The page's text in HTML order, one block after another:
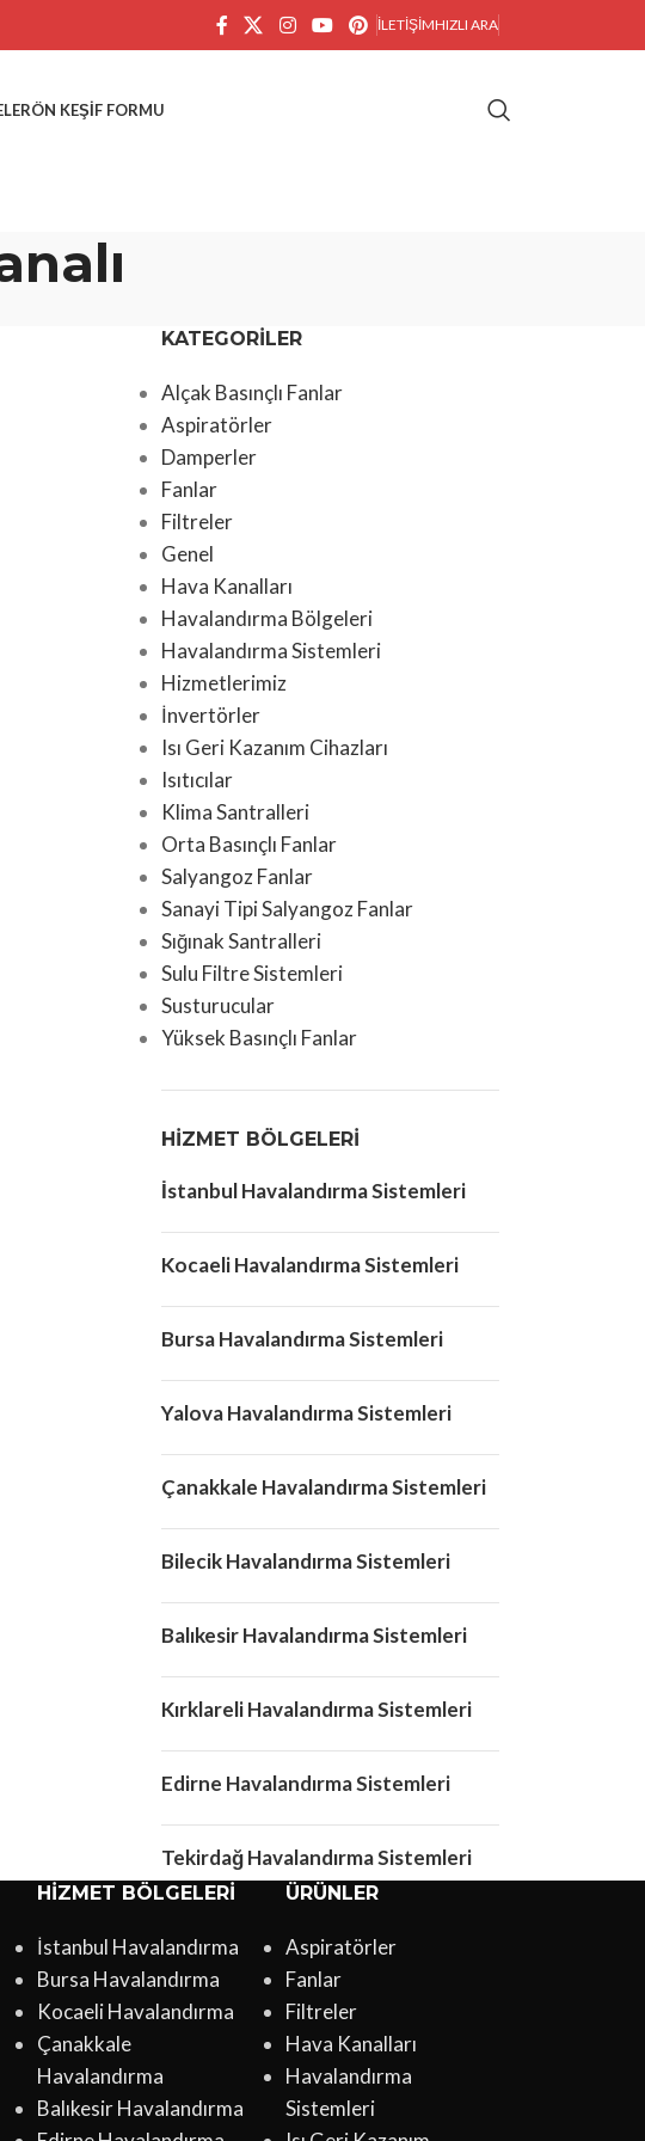
İLETIŞIMHIZLI ARA
ÖN KEŞIF FORMU
KATEGORILER
Alçak Basınçlı Fanlar
Aspiratörler
Damperler
Fanlar
Filtreler
Genel
Hava Kanalları
Havalandırma Bölgeleri
Havalandırma Sistemleri
Hizmetlerimiz
İnvertörler
Isı Geri Kazanım Cihazları
Isıtıcılar
Klima Santralleri
Orta Basınçlı Fanlar
Salyangoz Fanlar
Sanayi Tipi Salyangoz Fanlar
Sığınak Santralleri
Sulu Filtre Sistemleri
Susturucular
Yüksek Basınçlı Fanlar
HIZMET BÖLGELERI
İstanbul Havalandırma Sistemleri
Kocaeli Havalandırma Sistemleri
Bursa Havalandırma Sistemleri
Yalova Havalandırma Sistemleri
Çanakkale Havalandırma Sistemleri
Bilecik Havalandırma Sistemleri
Balıkesir Havalandırma Sistemleri
Kırklareli Havalandırma Sistemleri
Edirne Havalandırma Sistemleri
Tekirdağ Havalandırma Sistemleri
HIZMET BÖLGELERI
İstanbul Havalandırma
Bursa Havalandırma
Kocaeli Havalandırma
Çanakkale
Havalandırma
Balıkesir Havalandırma
ÜRÜNLER
Aspiratörler
Fanlar
Filtreler
Hava Kanalları
Havalandırma
Sistemleri